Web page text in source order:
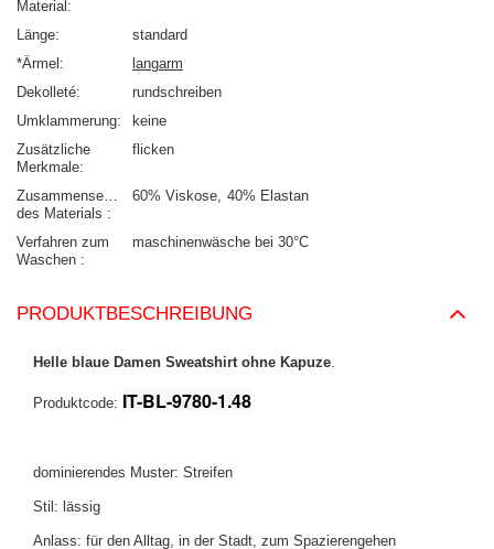
Material
Länge
standard
*Ärmel
langarm
Dekolleté
rundschreiben
Umklammerung
keine
Zusätzliche
Merkmale
flicken
Zusammensetzung
des Materials
60% Viskose 40% Elastan
Verfahren zum
Waschen
maschinenwäsche bei 30°C
PRODUKTBESCHREIBUNG
Helle blaue Damen Sweatshirt ohne Kapuze.
Produktcode: IT-BL-9780-1.48
dominierendes Muster: Streifen
Stil: lässig
Anlass: für den Alltag, in der Stadt, zum Spazierengehen